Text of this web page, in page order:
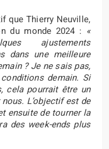
que Thierry Neuville,
du monde 2024 : «
ajustements
dans une meilleure
? Je ne sais pas,
demain. Si
cela pourrait être un
L’objectif est de
ensuite de tourner la
des week-ends plus